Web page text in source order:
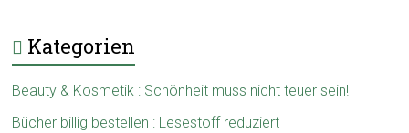
Kategorien
Beauty & Kosmetik : Schönheit muss nicht teuer sein!
Bücher billig bestellen : Lesestoff reduziert